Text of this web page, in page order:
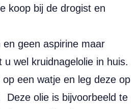
koop bij de drogist en
en geen aspirine maar
u wel kruidnagelolie in huis.
een watje en leg deze op
Deze olie is bijvoorbeeld te